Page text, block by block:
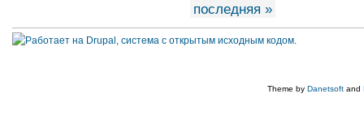
последняя »
Theme by Danetsoft and